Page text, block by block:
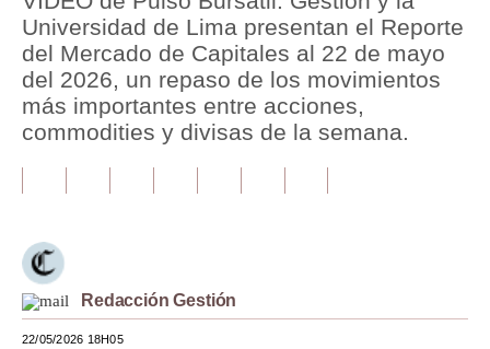
Opinión
Editorial
Pregunta de hoy
Lujo
Viajes
Universidad de Lima presentan el Reporte
del Mercado de Capitales al 22 de mayo
del 2026, un repaso de los movimientos
más importantes entre acciones,
commodities y divisas de la semana.
Redacción Gestión
22/05/2026 18H05